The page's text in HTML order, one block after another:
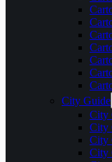
City Guide
City
City
City
City